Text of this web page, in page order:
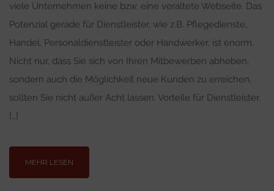
viele Unternehmen keine bzw. eine veraltete Webseite. Das
Potenzial gerade für Dienstleister, wie z.B. Pflegedienste,
Handel, Personaldienstleister oder Handwerker, ist enorm.
Nicht nur, dass Sie sich von Ihren Mitbewerben abheben,
sondern auch die Möglichkeit neue Kunden zu erreichen,
sollten Sie nicht außer Acht lassen. Vorteile für Dienstleister,
[…]
MEHR LESEN